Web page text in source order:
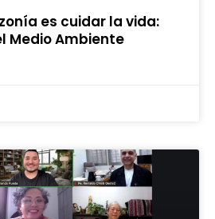
es cuidar la vida:
Medio Ambiente